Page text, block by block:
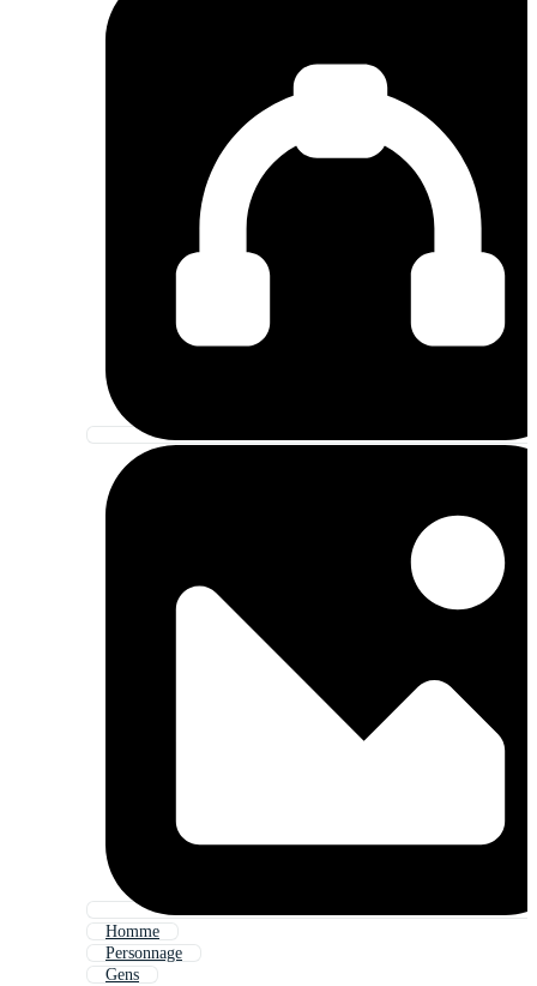
Homme
Personnage
Gens